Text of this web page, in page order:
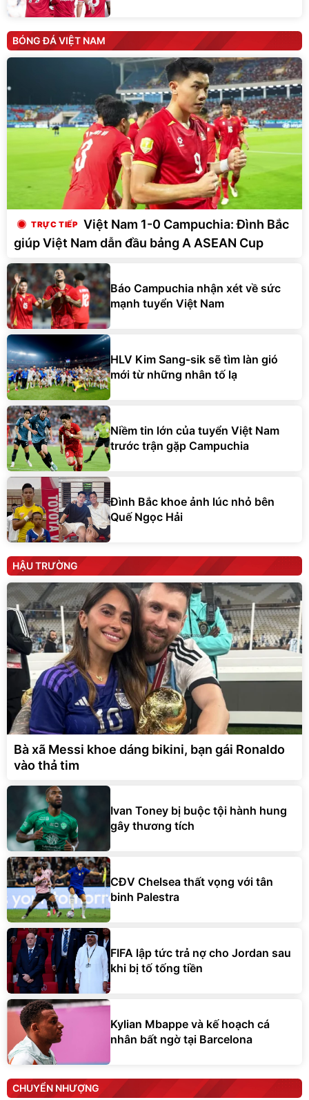
BÓNG ĐÁ VIỆT NAM
Việt Nam 1-0 Campuchia: Đình Bắc
giúp Việt Nam dẫn đầu bảng A ASEAN Cup
Báo Campuchia nhận xét về sức
mạnh tuyển Việt Nam
HLV Kim Sang-sik sẽ tìm làn gió
mới từ những nhân tố lạ
Niềm tin lớn của tuyển Việt Nam
trước trận gặp Campuchia
Đình Bắc khoe ảnh lúc nhỏ bên
Quế Ngọc Hải
HẬU TRƯỜNG
Bà xã Messi khoe dáng bikini, bạn gái Ronaldo
vào thả tim
Ivan Toney bị buộc tội hành hung
gây thương tích
CĐV Chelsea thất vọng với tân
binh Palestra
FIFA lập tức trả nợ cho Jordan sau
khi bị tố tống tiền
Kylian Mbappe và kế hoạch cá
nhân bất ngờ tại Barcelona
CHUYỂN NHƯỢNG